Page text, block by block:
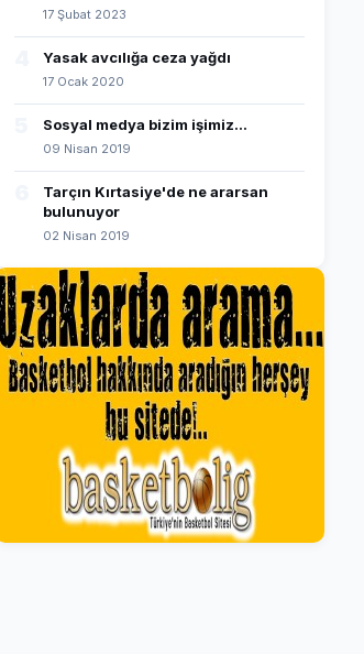
17 Şubat 2023
Yasak avcılığa ceza yağdı
17 Ocak 2020
Sosyal medya bizim işimiz...
09 Nisan 2019
Tarçın Kırtasiye'de ne ararsan
bulunuyor
02 Nisan 2019